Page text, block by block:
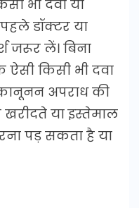
भी दवा या
डॉक्टर या
जरूर लें। बिना
किसी भी दवा
अपराध की
या इस्तेमाल
पड़ सकता है या